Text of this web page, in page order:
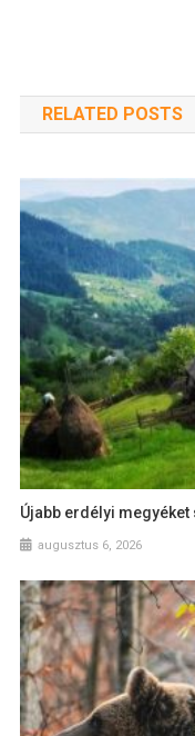
RELATED POSTS
Újabb erdélyi
augusztus 6, 2026